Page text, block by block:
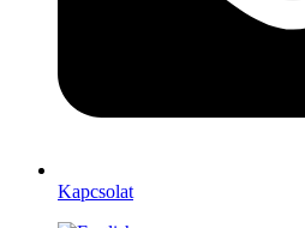
Kapcsolat